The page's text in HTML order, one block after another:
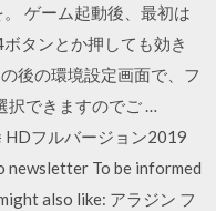
ゲーム起動後、最初は
タンとか押しても効き
後の環境設定画面で、フ
できますのでご …
HDフルバージョン2019
newsletter To be informed
also like: アラジン フ